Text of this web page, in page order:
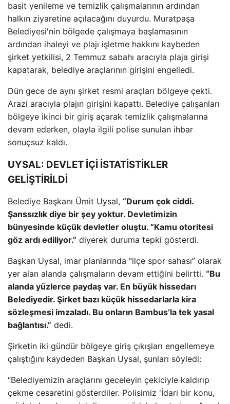
basit yenileme ve temizlik çalışmalarının ardından
halkın ziyaretine açılacağını duyurdu. Muratpaşa
Belediyesi'nin bölgede çalışmaya başlamasının
ardından ihaleyi ve plajı işletme hakkını kaybeden
şirket yetkilisi, 2 Temmuz sabahı aracıyla plaja girişi
kapatarak, belediye araçlarının girişini engelledi.
Dün gece de aynı şirket resmi araçları bölgeye çekti.
Arazi aracıyla plajın girişini kapattı. Belediye çalışanları
bölgeye ikinci bir giriş açarak temizlik çalışmalarına
devam ederken, olayla ilgili polise sunulan ihbar
sonuçsuz kaldı.
UYSAL: DEVLET İÇİ İSTATİSTİKLER
GELİŞTİRİLDİ
Belediye Başkanı Ümit Uysal, “Durum çok ciddi.
Şanssızlık diye bir şey yoktur. Devletimizin
bünyesinde küçük devletler oluştu. “Kamu otoritesi
göz ardı ediliyor.” diyerek duruma tepki gösterdi.
Başkan Uysal, imar planlarında “ilçe spor sahası” olarak
yer alan alanda çalışmaların devam ettiğini belirtti. “Bu
alanda yüzlerce paydaş var. En büyük hissedarı
Belediyedir. Şirket bazı küçük hissedarlarla kira
sözleşmesi imzaladı. Bu onların Bambus’la tek yasal
bağlantısı.” dedi.
Şirketin iki gündür bölgeye giriş çıkışları engellemeye
çalıştığını kaydeden Başkan Uysal, şunları söyledi:
“Belediyemizin araçlarını geceleyin çekiciyle kaldırıp
çekme cesaretini gösterdiler. Polisimiz 'İdari bir konu,